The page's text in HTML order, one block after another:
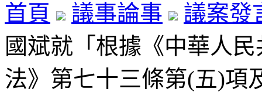
首頁 議事論事
議案發
國斌就「根據《中華人
法》第七十三條第(五)項